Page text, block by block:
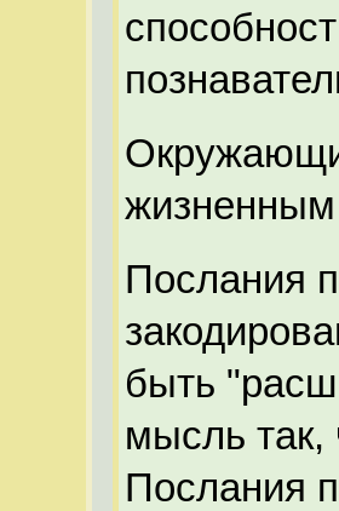
Послания
быть
мысль так,
Послания